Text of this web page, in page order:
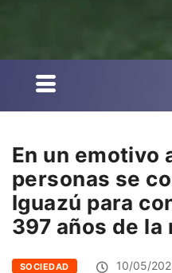
En un emotivo
personas se
Iguazú para
397 años de
SOCIEDAD 10/05/